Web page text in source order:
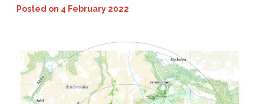
Posted on 4 February 2022